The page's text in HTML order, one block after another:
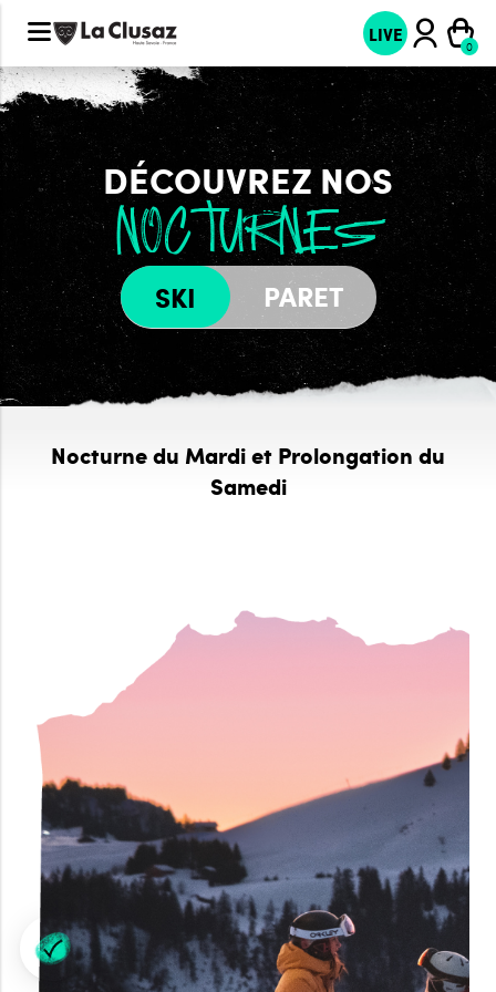
LIVE
DÉCOUVREZ NOS
NOCTURNES
SKI PARET
Nocturne du Mardi et Prolongation du
Samedi